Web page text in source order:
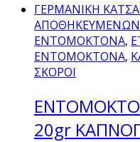
ΓΕΡΜΑΝΙΚΗ
ΕΝΤΟΜΟΚΤΟΝΑ,
ΕΝΤΟΜΟΚΤΟΝΑ,
ΣΚΟΡΟΙ
20gr